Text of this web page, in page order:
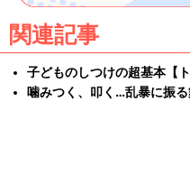
関連記事
子どものしつけの超基本【
噛みつく、叩く…乱暴に振